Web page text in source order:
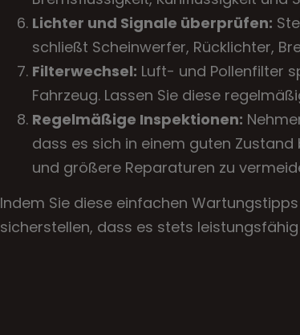
Lichter und Signale überprüfen:
schließt Scheinwerfer, Rücklichter,
Filterwechsel: Luft- und Pollenfilter
Fahrzeug. Lassen Sie diese
Regelmäßige Inspektionen:
dass es sich in einem guten
und größere Reparaturen zu
Indem Sie diese einfachen
sicherstellen, dass es stets